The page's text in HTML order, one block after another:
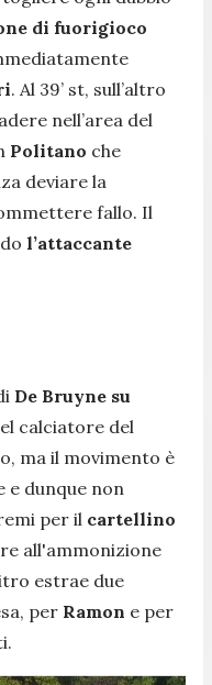
di fuorigioco
. Al 39’ st, sull’altro
nell’area del
Politano che
deviare la
fallo. Il
l’attaccante
De Bruyne su
calciatore del
ma il movimento è
e dunque non
per il cartellino
all'ammonizione
estrae due
per Ramon e per